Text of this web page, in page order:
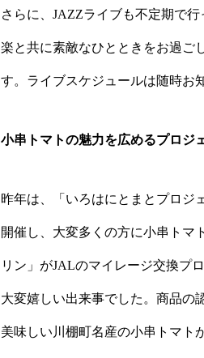
さらに、JAZZライブも不定期で
楽と共に素敵なひとときをお過ご
す。ライブスケジュールは随時お
小串トマトの魅力を広めるプロジ
昨年は、「いろはにとまとプロジ
開催し、大変多くの方に小串トマ
リン」がJALのマイレージ交換プ
大変嬉しい出来事でした。商品の
美味しい川棚町名産の小串トマト